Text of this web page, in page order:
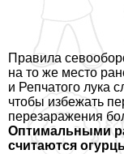
Правила
на то же место
и Репчатого лука
чтобы избежать
перезаражения
Оптимальными
считаются